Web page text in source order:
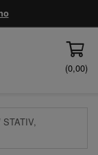
(0,00)
STATIV,